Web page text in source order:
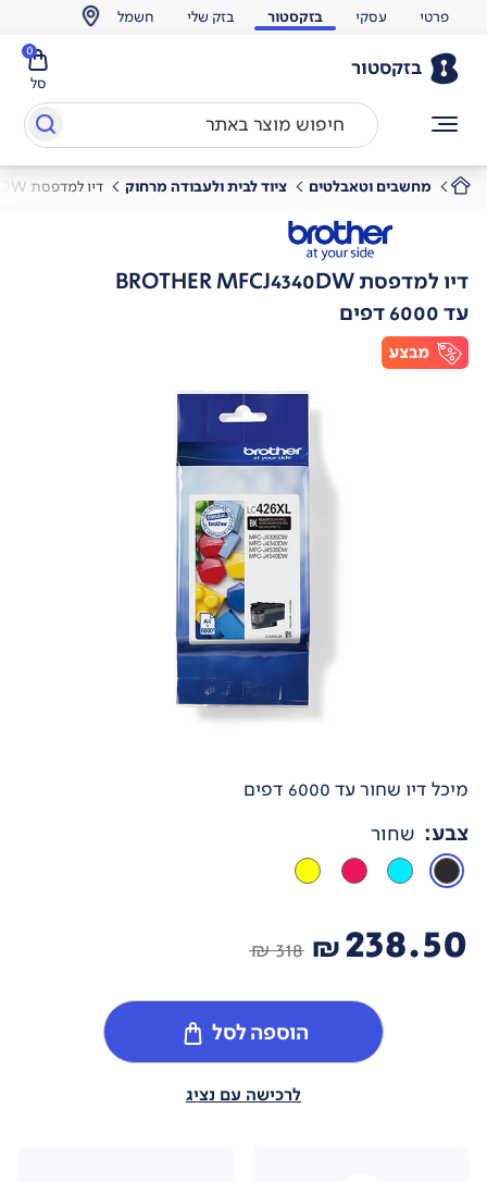
פרטי עסקי בזקסטור בזק שלי חשמל
בזקסטור
סל
0
מחשבים וטאבלטים ציוד לבית ולעבודה מרחוק דיו למדפסת BROTHER MFCJ4340DW
דיו למדפסת BROTHER MFCJ4340DW
עד 6000 דפים
מיכל דיו שחור עד 6000 דפים
צבע: שחור
238.50
₪
318 ₪
הוספה לסל
לרכישה עם נציג